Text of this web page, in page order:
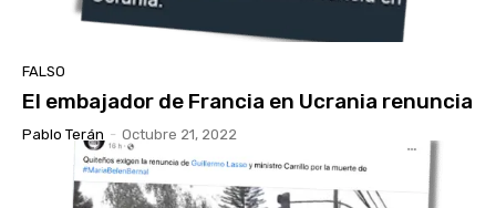
FALSO
El embajador de Francia en Ucrania renuncia
Pablo Terán - Octubre 21, 2022